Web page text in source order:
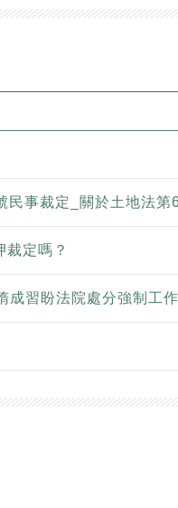
事裁定_關於土地法第
定嗎？
習盼法院處分強制工作